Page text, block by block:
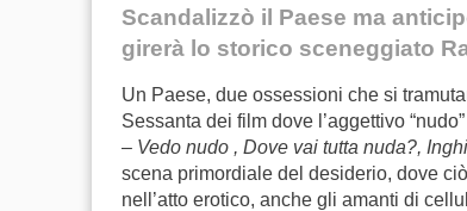
Scandalizzò il Paese ma
girerà lo storico sceneggiato
Un Paese, due ossessioni che si
Sessanta dei film dove l’aggettivo
– Vedo nudo , Dove vai tutta nuda?,
scena primordiale del desiderio, dove
nell’atto erotico, anche gli amanti di